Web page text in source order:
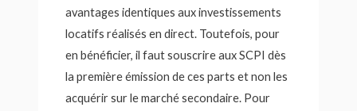
avantages identiques aux investissements
locatifs réalisés en direct. Toutefois, pour
en bénéficier, il faut souscrire aux SCPI dès
la première émission de ces parts et non les
acquérir sur le marché secondaire. Pour